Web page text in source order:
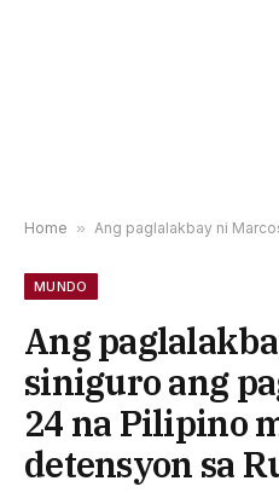
Home » Ang paglalakbay ni Marcos ay siniguro ang
MUNDO
Ang
siniguro ang
24 na Pilipino
detensyon sa